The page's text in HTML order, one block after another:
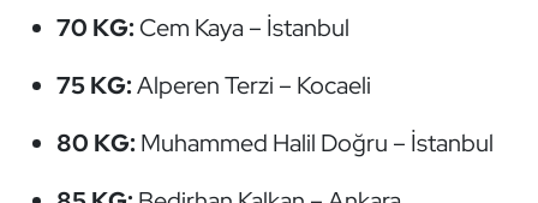
70 KG: Cem Kaya – İstanbul
75 KG:Alperen Terzi – Kocaeli
80 KG: Muhammed Halil Doğru – İstanbul
Kayak
Kempo
Kick Boks